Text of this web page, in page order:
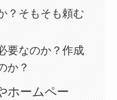
？そもそも頼む
要なのか？作成
か？
ホームペー